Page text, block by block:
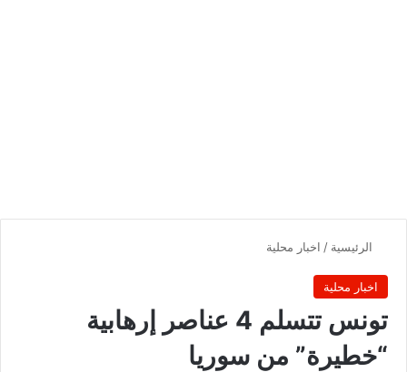
الرئيسية / اخبار محلية
اخبار محلية
تونس تتسلم 4 عناصر إرهابية
“خطيرة” من سوريا